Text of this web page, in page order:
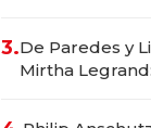
marcas "fast
3.De Paredes y
Mirtha